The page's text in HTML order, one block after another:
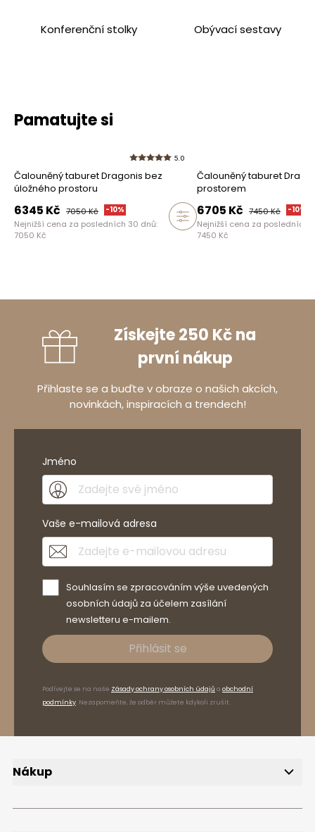
Konferenční stolky Obývací sestavy
Pamatujte si
5.0
Čalouněný taburet Dragonis bez
úložného prostoru
6345 Kč 7050Kč -10%
Nejnižší cena za posledních 30 dnů:
7050 Kč
Čalouněný taburet
prostorem
6705 Kč 7450Kč -10%
Nejnižší cena za posledních
7450 Kč
Získejte 250 Kč na
první nákup
Přihlaste se a buďte v obraze o našich akcích,
novinkách, inspiracích a trendech!
Jméno
Vaše e-mailová adresa
Souhlasím se zpracováním výše uvedených
osobních údajů za účelem zasílání
newsletteru e-mailem.
Přihlásit se
Podívejte se na naše Zásady ochrany osobních údajů a obchodní
podmínky. Nezapomeňte, že odběr můžete kdykoli zrušit.
Nákup
Způsoby platby